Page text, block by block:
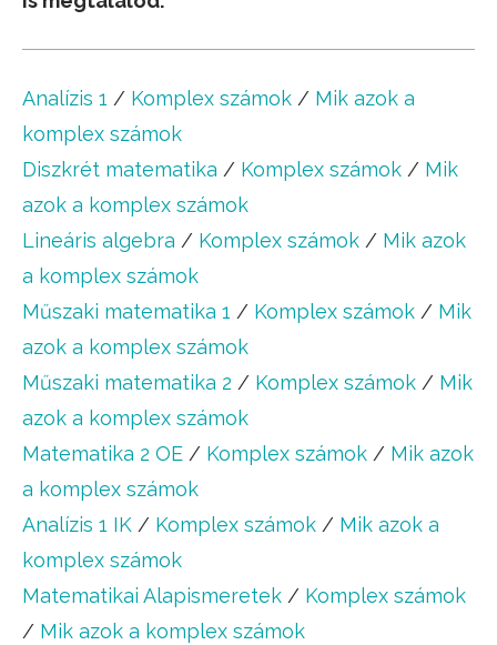
Analízis 1 / Komplex számok / Mik azok a
komplex számok
Diszkrét matematika / Komplex számok / Mik
azok a komplex számok
Lineáris algebra / Komplex számok / Mik azok
a komplex számok
Műszaki matematika 1 / Komplex számok / Mik
azok a komplex számok
Műszaki matematika 2 / Komplex számok / Mik
azok a komplex számok
Matematika 2 OE / Komplex számok / Mik azok
a komplex számok
Analízis 1 IK / Komplex számok / Mik azok a
komplex számok
Matematikai Alapismeretek / Komplex számok
/ Mik azok a komplex számok